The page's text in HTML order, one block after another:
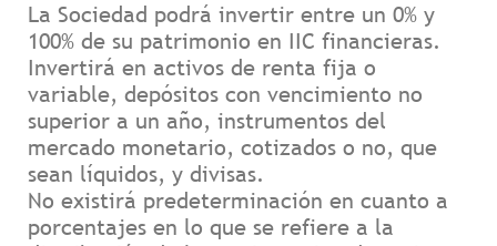
La Sociedad podrá invertir entre un 0% y
100% de su patrimonio en IIC financieras.
Invertirá en activos de renta fija o
variable, depósitos con vencimiento no
superior a un año, instrumentos del
mercado monetario, cotizados o no, que
sean líquidos, y divisas.
No existirá predeterminación en cuanto a
porcentajes en lo que se refiere a la